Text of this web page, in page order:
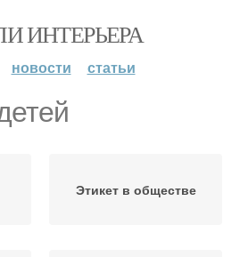
ИНТЕРЬЕРА
новости статьи
Этикет в обществе